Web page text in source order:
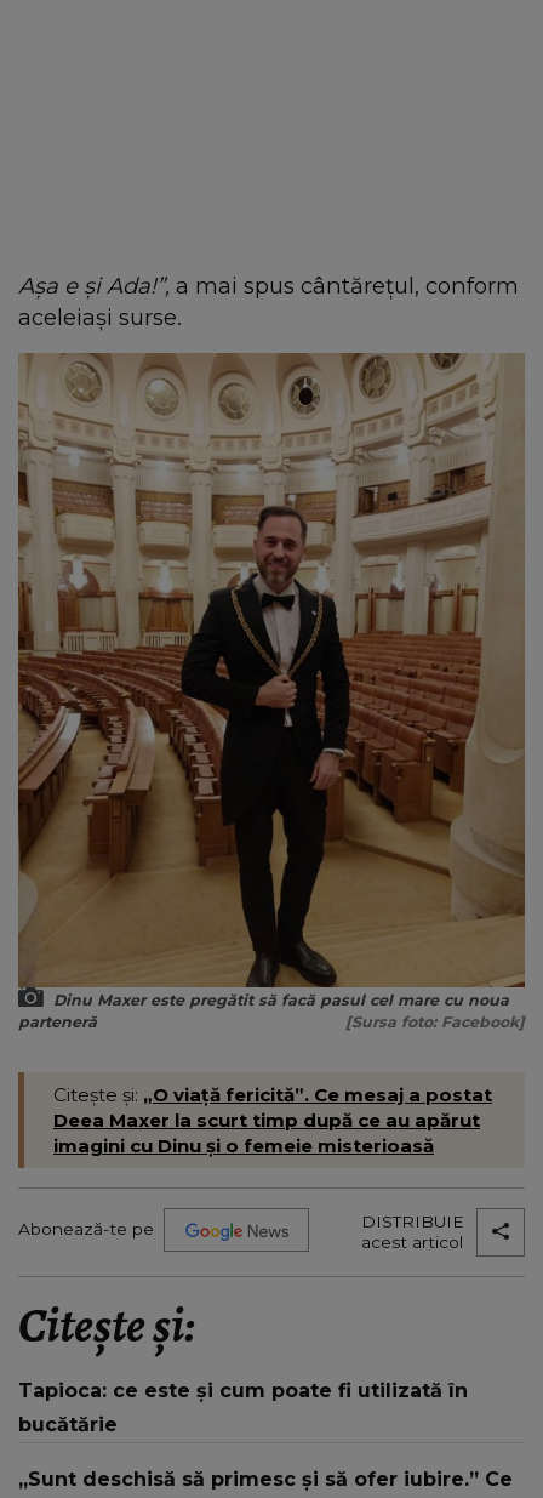
Așa e și Ada!”, a mai spus cântărețul, conform
aceleiași surse.
Dinu Maxer este pregătit să facă pasul cel mare cu noua
parteneră
[Sursa foto: Facebook]
Citește și: „O viață fericită”. Ce mesaj a postat
Deea Maxer la scurt timp după ce au apărut
imagini cu Dinu și o femeie misterioasă
Abonează-te pe
DISTRIBUIE
acest articol
Citește și:
Tapioca: ce este și cum poate fi utilizată în
bucătărie
„Sunt deschisă să primesc și să ofer iubire.” Ce